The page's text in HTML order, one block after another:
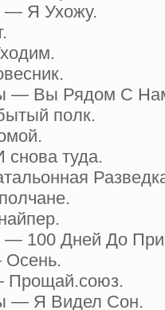
— Я Ухожу.
— Вы Рядом С
полк.
туда.
— 100 Дней До
Осень.
Прощай.союз.
— Я Видел Сон.